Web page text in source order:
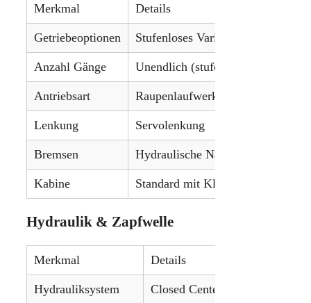
Merkmal Details
Getriebeoptionen Stufenloses Vario-Getriebe (CVT)
Anzahl Gänge Unendlich (stufenlos)
Antriebsart Raupenlaufwerk
Lenkung Servolenkung
Bremsen Hydraulische
Kabine Standard mit Klimaanlage
Hydraulik & Zapfwelle
Merkmal Details
Hydrauliksystem Closed Center